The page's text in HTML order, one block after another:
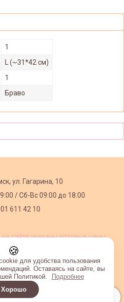
1
L (~31*42 см)
1
Браво
ул. Гагарина, 10
/Сб-Вс 09:00 до 18:00
611 42 10
сайте указаны оптовые цены,
создан на InSales
🍪
для удобства пользования
Оставаясь на сайте, вы
Политикой.
Подробнее
Хорошо